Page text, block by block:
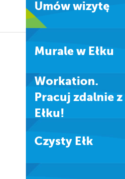
Umów wizytę
Murale w Ełku
Workation.
Pracuj zdalnie z
Ełku!
Czysty Ełk